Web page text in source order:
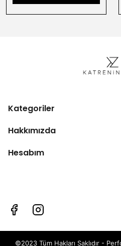
Kategoriler
Hakkımızda
Hesabım
©2023 Tüm Hakları Saklıdır -